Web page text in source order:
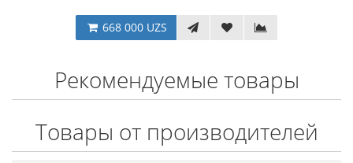
668 000 UZS
Рекомендуемые товары
Товары от производителей